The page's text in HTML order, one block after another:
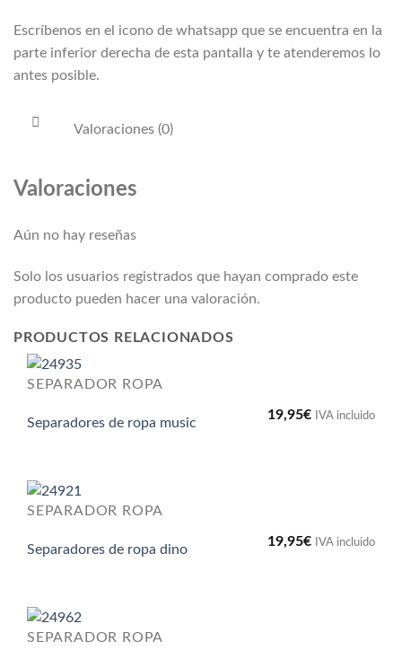
Escríbenos en el icono de whatsapp que se encuentra en la
parte inferior derecha de esta pantalla y te atenderemos lo
antes posible.
Valoraciones (0)
Valoraciones
Aún no hay reseñas
Solo los usuarios registrados que hayan comprado este
producto pueden hacer una valoración.
PRODUCTOS RELACIONADOS
SEPARADOR ROPA
Separadores de ropa music
19,95€ IVA incluido
SEPARADOR ROPA
Separadores de ropa dino
19,95€ IVA incluido
SEPARADOR ROPA